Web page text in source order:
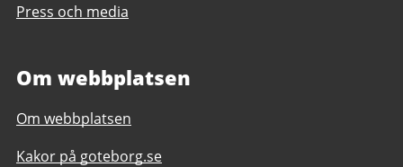
Press och media
Om webbplatsen
Om webbplatsen
Kakor på goteborg.se